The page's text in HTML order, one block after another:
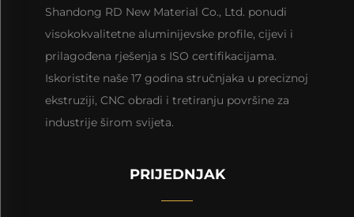
Shandong RD New Material Co., Ltd. ponudi
visokokvalitetne aluminijevske profile, cijevi i
prilagođena rješenja s ISO certifikacijama.
Iskoristite naše 17 godina stručnjaka u preciznoj
ekstruziji, CNC obradi i tretiranju površine za
industrije širom svijeta.
PRIJEDNJAK